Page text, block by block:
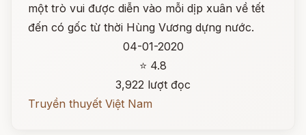
một trò vui được diễn vào mỗi dịp xuân về tết
đến có gốc từ thời Hùng Vương dựng nước.
04-01-2020
⭐ 4.8
3,922 lượt đọc
Truyền thuyết Việt Nam